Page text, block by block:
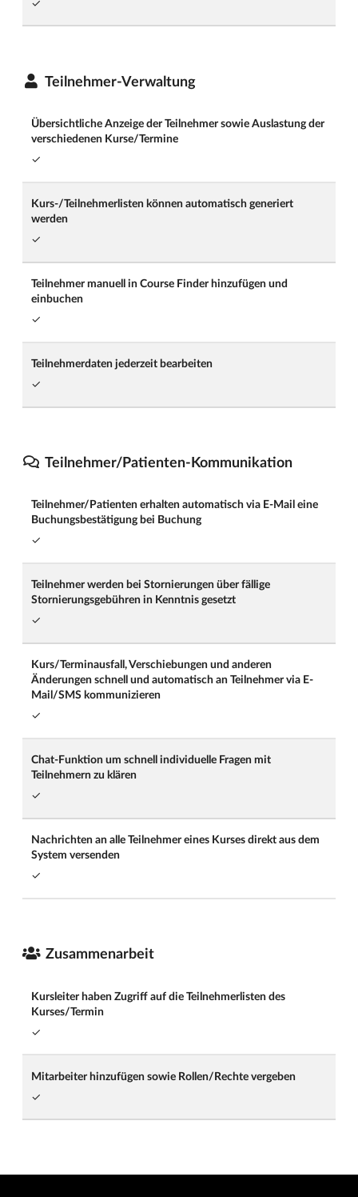
✓
Teilnehmer-Verwaltung
Übersichtliche Anzeige der Teilnehmer sowie Auslastung der
verschiedenen Kurse/Termine
✓
Kurs-/Teilnehmerlisten können automatisch generiert
werden
✓
Teilnehmer manuell in Course Finder hinzufügen und
einbuchen
✓
Teilnehmerdaten jederzeit bearbeiten
✓
Teilnehmer/Patienten-Kommunikation
Teilnehmer/Patienten erhalten automatisch via E-Mail eine
Buchungsbestätigung bei Buchung
✓
Teilnehmer werden bei Stornierungen über fällige
Stornierungsgebühren in Kenntnis gesetzt
✓
Kurs/Terminausfall, Verschiebungen und anderen
Änderungen schnell und automatisch an Teilnehmer via E-
Mail/SMS kommunizieren
✓
Chat-Funktion um schnell individuelle Fragen mit
Teilnehmern zu klären
✓
Nachrichten an alle Teilnehmer eines Kurses direkt aus dem
System versenden
✓
Zusammenarbeit
Kursleiter haben Zugriff auf die Teilnehmerlisten des
Kurses/Termin
✓
Mitarbeiter hinzufügen sowie Rollen/Rechte vergeben
✓